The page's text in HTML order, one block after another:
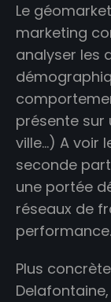
Le
marketing
analyser les
présente sur
ville…) A voir
seconde
une portée
réseaux de
performance.
Plus